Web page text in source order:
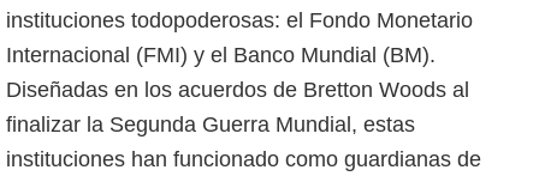
instituciones todopoderosas: el Fondo Monetario
Internacional (FMI) y el Banco Mundial (BM).
Diseñadas en los acuerdos de Bretton Woods al
finalizar la Segunda Guerra Mundial, estas
instituciones han funcionado como guardianas de